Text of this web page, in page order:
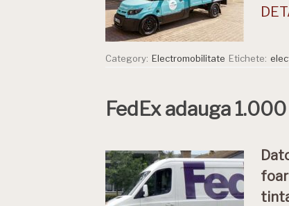
Category: Electromobilitate Etichete:
FedEx adauga